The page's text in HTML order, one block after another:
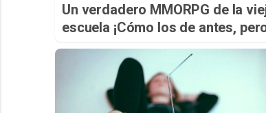
Un verdadero MMORPG de la
escuela ¡Cómo los de antes,